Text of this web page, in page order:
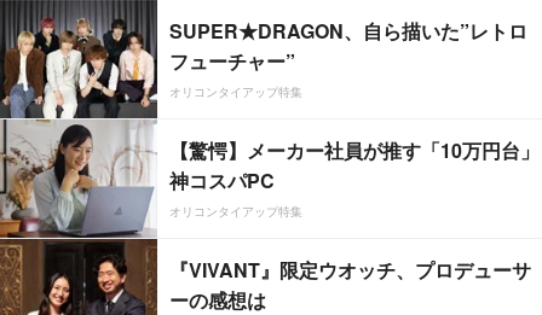
SUPER★DRAGON、自ら描いた”レトロ
フューチャー”
オリコンタイアップ特集
【驚愕】メーカー社員が推す「10万円台」
神コスパPC
オリコンタイアップ特集
『VIVANT』限定ウオッチ、プロデューサ
ーの感想は